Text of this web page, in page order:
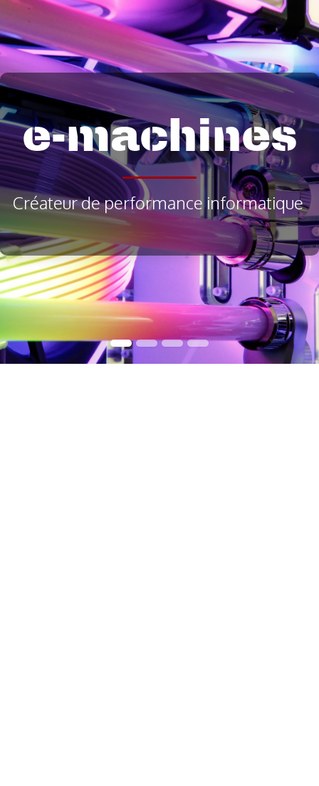
e-machines
Créateur de performance informatique